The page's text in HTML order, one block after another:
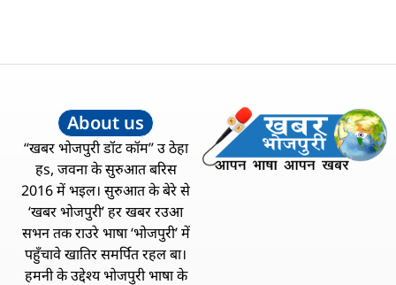
About us
“खबर भोजपुरी डॉट कॉम” उ ठेहा
हs, जवना के सुरुआत बरिस
2016 में भइल। सुरुआत के बेरे से
‘खबर भोजपुरी’ हर खबर रउआ
सभन तक राउरे भाषा ‘भोजपुरी’ में
पहुँचावे खातिर समर्पित रहल बा।
हमनी के उद्देश्य भोजपुरी भाषा के